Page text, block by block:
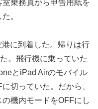
乗務員から申告用紙を
。
に到着した。帰りは行
。飛行機に乗っていた
とiPad Airのモバイル
切っていた。だから、
機内モードをOFFにし